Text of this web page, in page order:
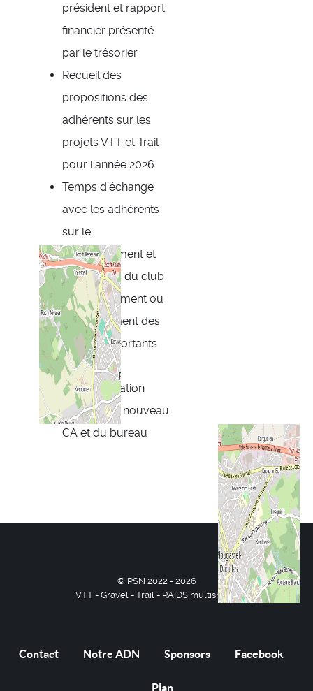
président et rapport
financier présenté
par le trésorier
Recueil des
propositions des
adhérents sur les
projets VTT et Trail
pour l’année 2026
Temps d’échange
avec les adhérents
sur le
fonctionnement et
les activités du club
Renouvellement ou
remplacement des
membres sortants
du Conseil
d’Administration
Élection du nouveau
CA et du bureau
© PSN 2022 - 2026
VTT - Gravel - Trail - RAIDS multisports
Contact Notre ADN Sponsors Facebook
Plan